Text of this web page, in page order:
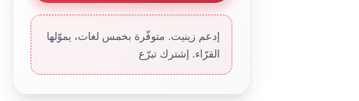
إدعم زينيت. متوفّرة بخمس لغات، يموّلها
القرّاء. إشترك تبرّع